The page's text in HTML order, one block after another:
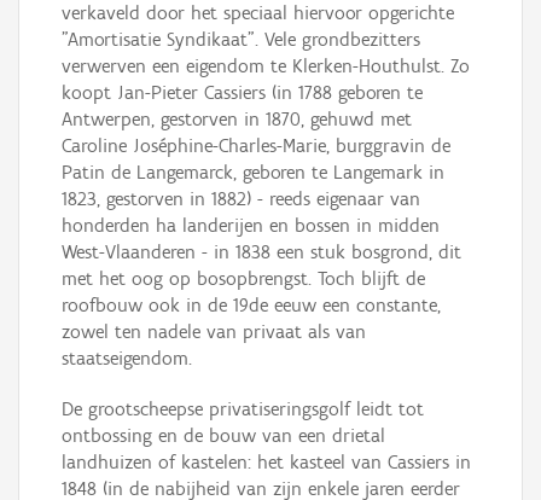
verkaveld door het speciaal hiervoor opgerichte
"Amortisatie Syndikaat". Vele grondbezitters
verwerven een eigendom te Klerken-Houthulst. Zo
koopt Jan-Pieter Cassiers (in 1788 geboren te
Antwerpen, gestorven in 1870, gehuwd met
Caroline Joséphine-Charles-Marie, burggravin de
Patin de Langemarck, geboren te Langemark in
1823, gestorven in 1882) - reeds eigenaar van
honderden ha landerijen en bossen in midden
West-Vlaanderen - in 1838 een stuk bosgrond, dit
met het oog op bosopbrengst. Toch blijft de
roofbouw ook in de 19de eeuw een constante,
zowel ten nadele van privaat als van
staatseigendom.
De grootscheepse privatiseringsgolf leidt tot
ontbossing en de bouw van een drietal
landhuizen of kastelen: het kasteel van Cassiers in
1848 (in de nabijheid van zijn enkele jaren eerder